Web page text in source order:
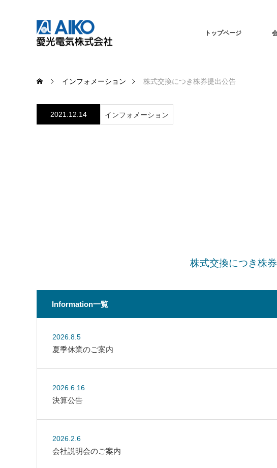
トップページ
インフォメーション 株式交換につき株券提出公告
2021.12.14 インフォメーション
株式交換につき株
Information一覧
2026.8.5
夏季休業のご案内
2026.6.16
決算公告
2026.2.6
会社説明会のご案内